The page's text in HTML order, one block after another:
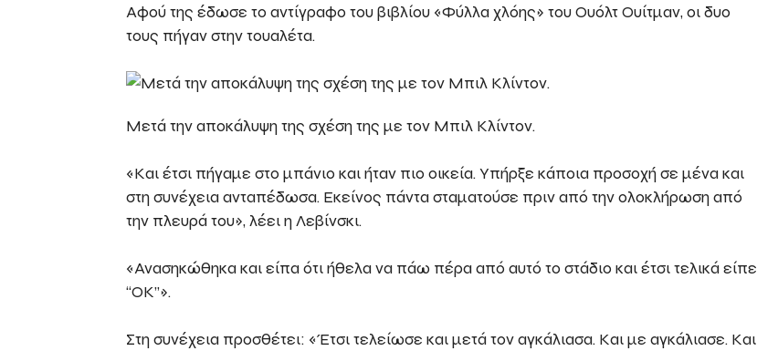
Αφού της έδωσε το αντίγραφο του βιβλίου «Φύλλα χλόης» του Ουόλτ Ουίτμαν, οι δυο
τους πήγαν στην τουαλέτα.
Μετά την αποκάλυψη της σχέση της με τον Μπιλ Κλίντον.
«Και έτσι πήγαμε στο μπάνιο και ήταν πιο οικεία. Υπήρξε κάποια προσοχή σε μένα και
στη συνέχεια ανταπέδωσα. Εκείνος πάντα σταματούσε πριν από την ολοκλήρωση από
την πλευρά του», λέει η Λεβίνσκι.
«Ανασηκώθηκα και είπα ότι ήθελα να πάω πέρα από αυτό το στάδιο και έτσι τελικά είπε
“ΟΚ”».
Στη συνέχεια προσθέτει: «Έτσι τελείωσε και μετά τον αγκάλιασα. Και με αγκάλιασε. Και